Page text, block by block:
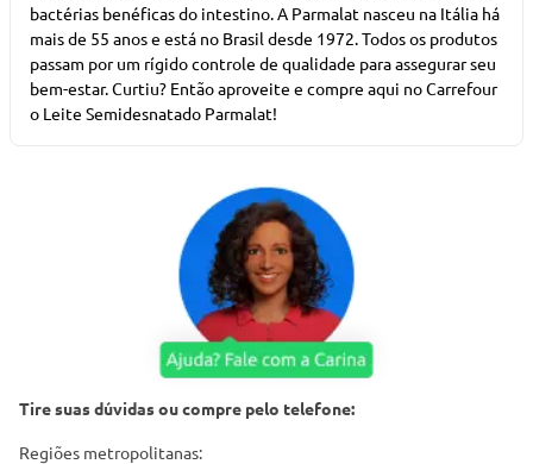
bactérias benéficas do intestino. A Parmalat nasceu na Itália há
mais de 55 anos e está no Brasil desde 1972. Todos os produtos
passam por um rígido controle de qualidade para assegurar seu
bem-estar. Curtiu? Então aproveite e compre aqui no Carrefour
o Leite Semidesnatado Parmalat!
Tire suas dúvidas ou compre pelo telefone:
Regiões metropolitanas: